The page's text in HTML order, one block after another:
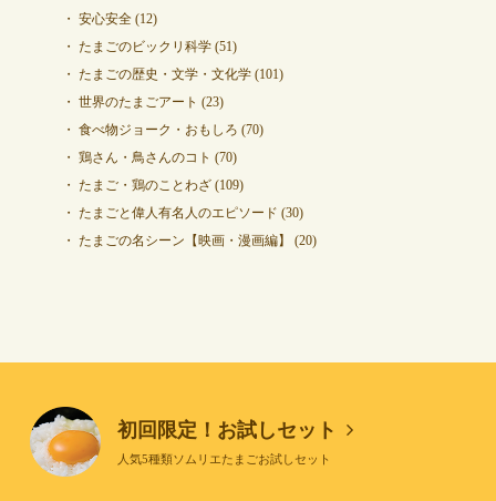
安心安全(12)
たまごのビックリ科学(51)
たまごの歴史・文学・文化学(101)
世界のたまごアート (23)
食べ物ジョーク・おもしろ (70)
鶏さん・鳥さんのコト (70)
たまご・鶏のことわざ(109)
たまごと偉人有名人のエピソード (30)
たまごの名シーン【映画・漫画編】
(20)
初回限定！お試しセット
人気5種類ソムリエたまごお試しセット